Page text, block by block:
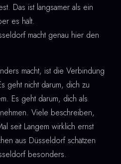
Das ist langsamer als ein
es hält.
macht genau hier den
macht, ist die Verbindung
geht nicht darum, dich zu
Es geht darum, dich als
Viele beschreiben,
seit Langem wirklich ernst
aus Düsseldorf schätzen
besonders.